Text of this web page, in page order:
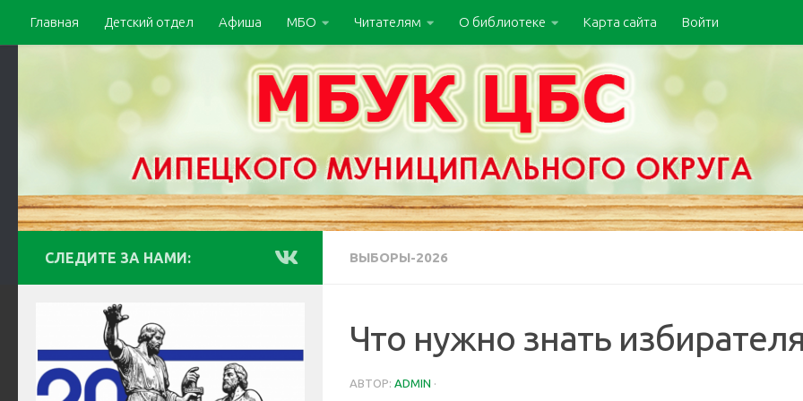
Главная Детский отдел Афиша МБО Читателям О библиотеке Карта сайта Войти
ВЫБОРЫ-2026
Что нужно знать
АВТОР: ADMIN ·
СЛЕДИТЕ ЗА НАМИ: